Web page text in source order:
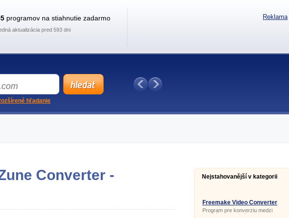
Converter -
Nejstahovanější v kategorii
Freemake Video Converter
4.1.9.12
Program pre konverziu medzi
populárnymi formátmi videa (dvd,
programov na stiahnutie zadarmo
aktualizácia pred 593 dni
Reklama
hľadanie